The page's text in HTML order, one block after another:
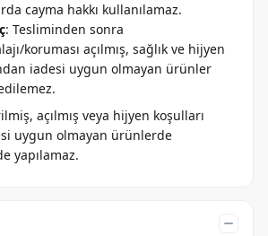
cayma hakkı kullanılamaz.
: Tesliminden sonra
koruması açılmış, sağlık ve hijyen
iadesi uygun olmayan ürünler
açılmış veya hijyen koşulları
uygun olmayan ürünlerde
yapılamaz.